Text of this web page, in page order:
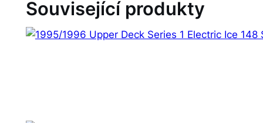
Související produkty